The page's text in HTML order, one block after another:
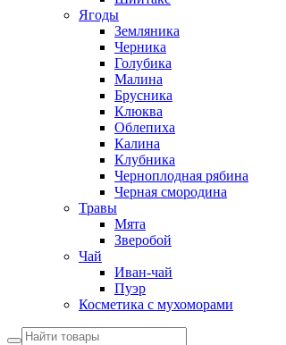
Ягоды
Земляника
Черника
Голубика
Малина
Брусника
Клюква
Облепиха
Калина
Клубника
Черноплодная рябина
Черная смородина
Травы
Мята
Зверобой
Чай
Иван-чай
Пуэр
Косметика с мухоморами